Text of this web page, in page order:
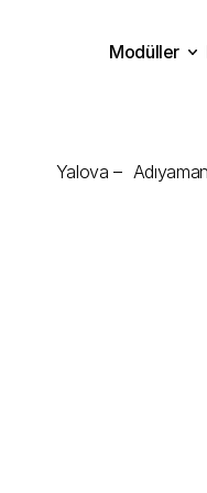
Yalova –
Modüller